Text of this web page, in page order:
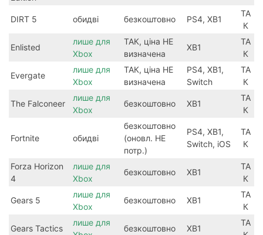
DIRT 5 обидві безкоштовно PS4, XB1
ТА
К
Enlisted
лише для
Xbox
ТАК, ціна НЕ
визначена
XB1
ТА
К
Evergate
лише для
Xbox
ТАК, ціна НЕ
визначена
PS4, XB1,
Switch
ТА
К
The Falconeer
лише для
Xbox
безкоштовно XB1
ТА
К
Fortnite обидві
безкоштовно
(оновл. НЕ
потр.)
PS4, XB1,
Switch, iOS
ТА
К
Forza Horizon
4
лише для
Xbox
безкоштовно XB1
ТА
К
Gears 5
лише для
Xbox
безкоштовно XB1
ТА
К
Gears Tactics
лише для
безкоштовно XB1
ТА